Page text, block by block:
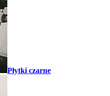
Płytki czarne